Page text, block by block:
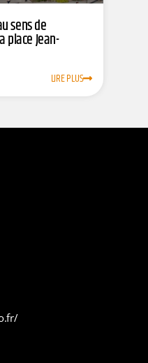
sens de
place Jean-
LIRE PLUS